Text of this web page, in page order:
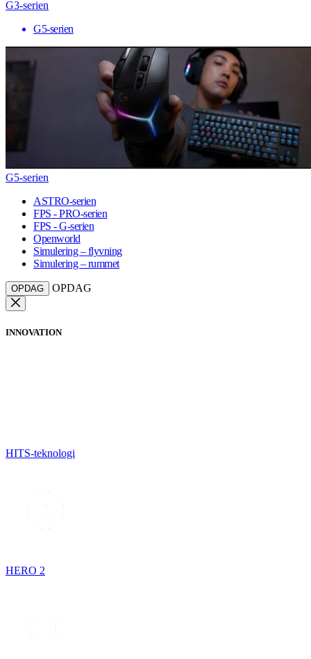
G3-serien
G5-serien
G5-serien
ASTRO-serien
FPS - PRO-serien
FPS - G-serien
Openworld
Simulering – flyvning
Simulering – rummet
OPDAG OPDAG
INNOVATION
HITS-teknologi
HERO 2